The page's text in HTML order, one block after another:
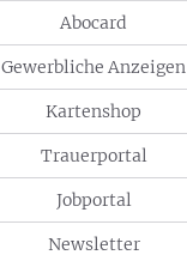
Abocard
Gewerbliche Anzeigen
Kartenshop
Trauerportal
Jobportal
Newsletter